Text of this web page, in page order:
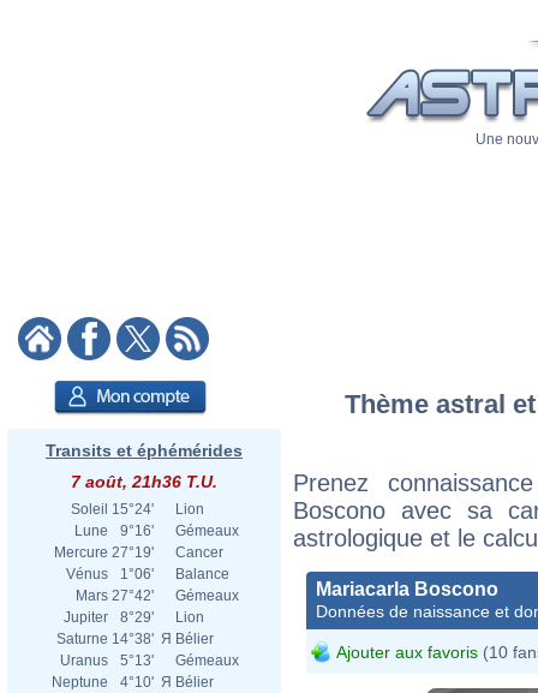
Une
Transits et éphémérides
7 août, 21h36 T.U.
Soleil 15°24'
Lion
Lune
9°16'
Gémeaux
Mercure 27°19'
Cancer
Vénus
1°06'
Balance
Mars 27°42'
Gémeaux
Jupiter
8°29'
Lion
Saturne 14°38' Я Bélier
Uranus
5°13'
Gémeaux
Neptune
4°10' Я Bélier
Thème astral
Prenez
Boscono avec sa
astrologique et le
Mariacarla Boscono
Données de naissance et
Ajouter aux favoris (10